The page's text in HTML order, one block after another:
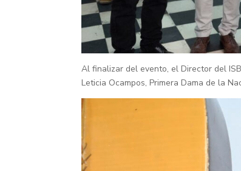
Al finalizar del evento, el Director del
Leticia Ocampos, Primera Dama de la